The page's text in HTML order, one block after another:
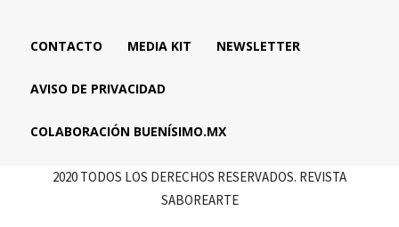
CONTACTO MEDIA KIT NEWSLETTER
AVISO DE PRIVACIDAD
COLABORACIÓN BUENÍSIMO.MX
2020 TODOS LOS DERECHOS RESERVADOS. REVISTA
SABOREARTE